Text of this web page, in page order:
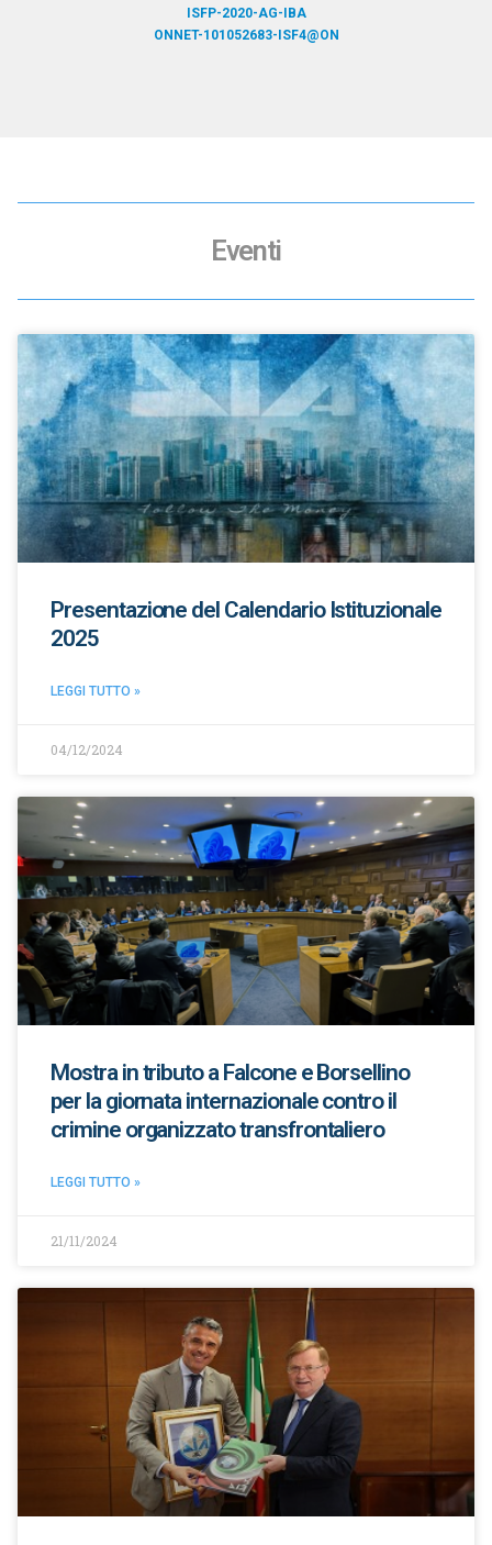
ISFP-2020-AG-IBA
ONNET-101052683-ISF4@ON
Eventi
Presentazione del Calendario Istituzionale
2025
LEGGI TUTTO »
04/12/2024
Mostra in tributo a Falcone e Borsellino
per la giornata internazionale contro il
crimine organizzato transfrontaliero
LEGGI TUTTO »
21/11/2024